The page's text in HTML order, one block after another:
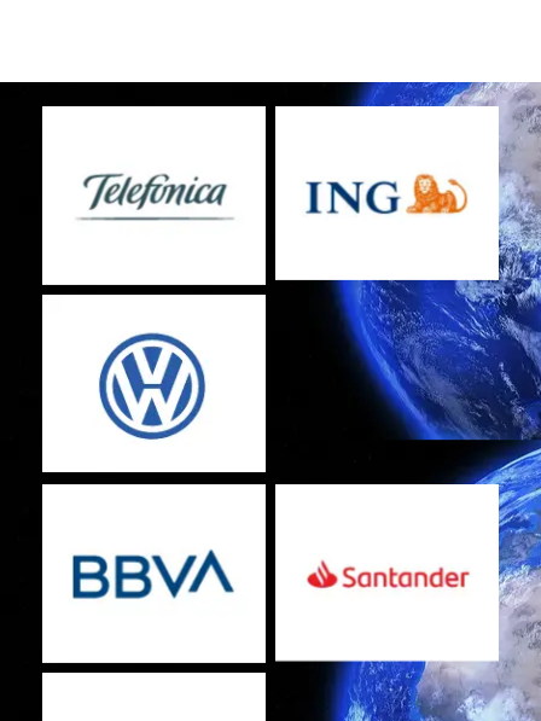
No Caption No Caption
No Caption
No Caption No Caption